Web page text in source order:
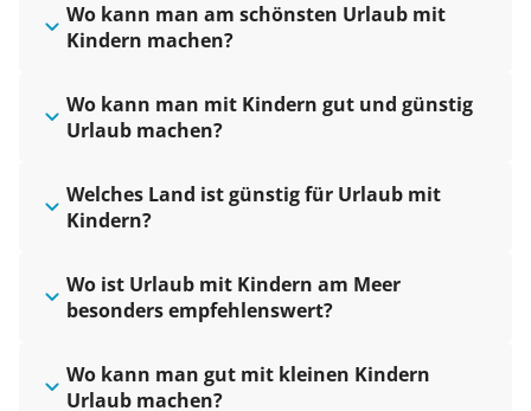
Wo kann man am schönsten Urlaub mit
Kindern machen?
Wo kann man mit Kindern gut und günstig
Urlaub machen?
Welches Land ist günstig für Urlaub mit
Kindern?
Wo ist Urlaub mit Kindern am Meer
besonders empfehlenswert?
Wo kann man gut mit kleinen Kindern
Urlaub machen?